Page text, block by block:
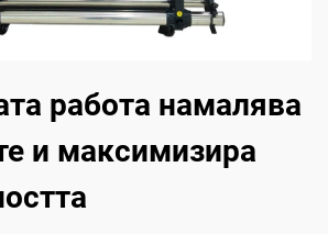
работа намалява
и максимизира